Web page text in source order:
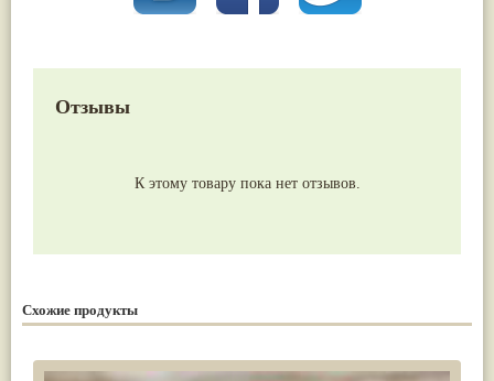
Отзывы
К этому товару пока нет отзывов.
Схожие продукты